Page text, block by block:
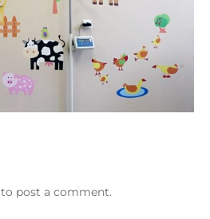
to post a comment.